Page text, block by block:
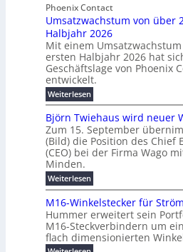
b
r
a
u
c
h
t
m
e
h
r
T
m
p
o
u
n
d
u
b
f
ü
r
m
o
d
e
r
n
e
E
e
r
g
i
e
N
H
-
S
i
c
h
e
r
u
n
s
l
a
s
t
s
e
i
l
i
g
u
n
g
b
e
i
m
0
2
6
E
u
r
h
r
f
a
c
h
d
u
r
c
f
ü
h
r
n
g
e
n
f
ü
r
e
Phoenix Contact
Umsatzwachstum von über
Halbjahr 2026
Mit einem
ersten Halbjahr 2026 hat
Geschäftslage von Phoenix
entwickelt.
Weiterlesen:
U
m
s
a
t
z
a
c
h
s
t
u
m
v
Björn Twiehaus wird neuer
Zum 15. September
(Bild) die Position des Chief
(CEO) bei der Firma Wago
Minden.
Weiterlesen:
B
ö
r
n
T
w
M16-Winkelstecker für
Hummer erweitert sein
M16-Steckverbindern um
flach dimensionierten